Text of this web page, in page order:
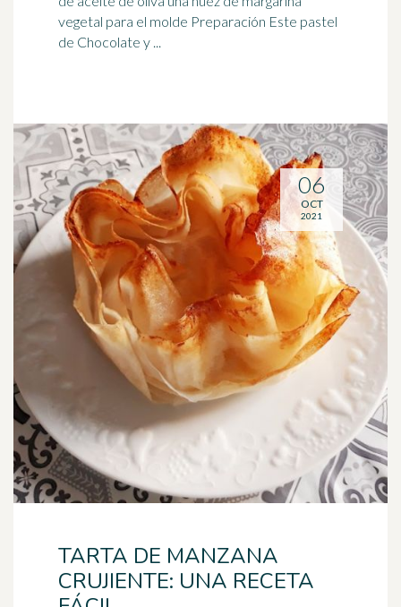
vegetal para el molde Preparación Este pastel
de Chocolate y ...
TARTA DE MANZANA
CRUJIENTE: UNA RECETA
06
OCT
2021